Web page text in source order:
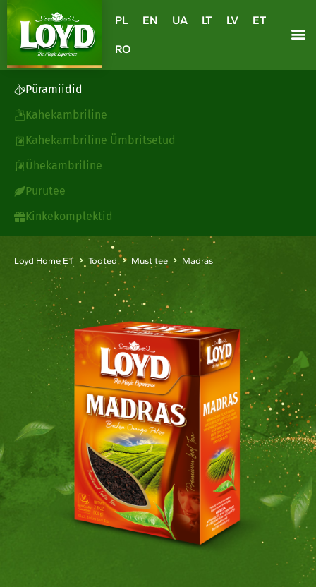
PL EN UA LT LV ET
RO
Püramiidid
Kahekambriline
Kahekambriline Ümbritsetud
Ühekambriline
Purutee
Kinkekomplektid
Loyd Home ET Tooted Must tee Madras